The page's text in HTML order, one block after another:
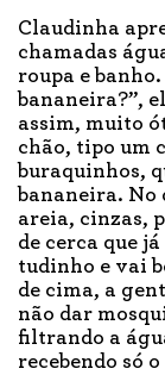
Claudinha
chamadas
roupa e banho.
bananeira?”,
assim, muito
chão, tipo um
buraquinhos,
bananeira. No
areia, cinzas,
de cerca que
tudinho e vai
de cima, a
não dar
filtrando a
recebendo só